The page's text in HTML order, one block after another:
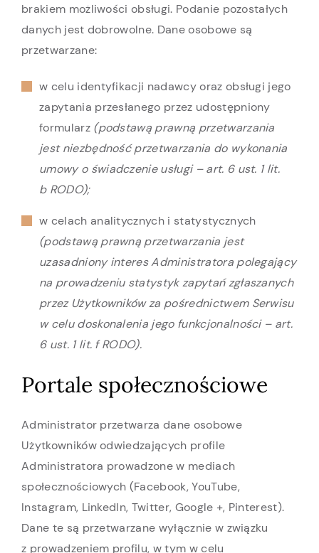
brakiem możliwości obsługi. Podanie pozostałych
danych jest dobrowolne. Dane osobowe są
przetwarzane:
w celu identyfikacji nadawcy oraz obsługi jego
zapytania przesłanego przez udostępniony
formularz (podstawą prawną przetwarzania
jest niezbędność przetwarzania do wykonania
umowy o świadczenie usługi – art. 6 ust. 1 lit.
b RODO);
w celach analitycznych i statystycznych
(podstawą prawną przetwarzania jest
uzasadniony interes Administratora polegający
na prowadzeniu statystyk zapytań zgłaszanych
przez Użytkowników za pośrednictwem Serwisu
w celu doskonalenia jego funkcjonalności – art.
6 ust. 1 lit. f RODO).
Portale społecznościowe
Administrator przetwarza dane osobowe
Użytkowników odwiedzających profile
Administratora prowadzone w mediach
społecznościowych (Facebook, YouTube,
Instagram, LinkedIn, Twitter, Google +, Pinterest).
Dane te są przetwarzane wyłącznie w związku
z prowadzeniem profilu, w tym w celu